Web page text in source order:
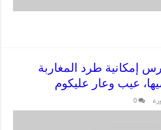
إمكانية طرد المغاربة
عيب وعار عليكوم
0